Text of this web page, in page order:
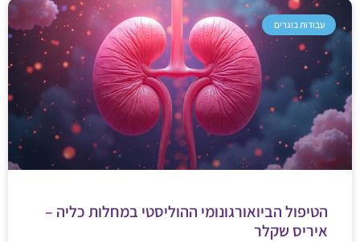
עבודות בוגרים
הטיפול הביואורגונומי ההוליסטי במחלות כליה –
איריס שקלר